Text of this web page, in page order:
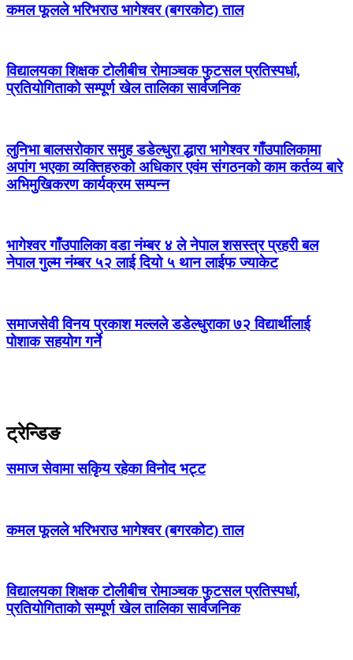
कमल फूलले भरिभराउ भागेश्वर (बगरकोट) ताल
विद्यालयका शिक्षक टोलीबीच रोमाञ्चक फुटसल प्रतिस्पर्धा,
प्रतियोगिताको सम्पूर्ण खेल तालिका सार्वजनिक
लुनिभा बालसरोकार समुह डडेल्धुरा द्धारा भागेश्वर गाँउपालिकामा
अपांग भएका व्यक्तिहरुको अधिकार एवंम संगठनको काम कर्तव्य बारे
अभिमुखिकरण कार्यक्रम सम्पन्न
भागेश्वर गाँउपालिका वडा नंम्बर ४ ले नेपाल शसस्त्र प्रहरी बल
नेपाल गुल्म नंम्बर ५२ लाई दियो ५ थान लाईफ ज्याकेट
समाजसेवी विनय प्रकाश मल्लले डडेल्धुराका ७२ विद्यार्थीलाई
पोशाक सहयोग गर्ने
ट्रेन्डिङ
समाज सेवामा सकिृय रहेका विनोद भट्ट
कमल फूलले भरिभराउ भागेश्वर (बगरकोट) ताल
विद्यालयका शिक्षक टोलीबीच रोमाञ्चक फुटसल प्रतिस्पर्धा,
प्रतियोगिताको सम्पूर्ण खेल तालिका सार्वजनिक